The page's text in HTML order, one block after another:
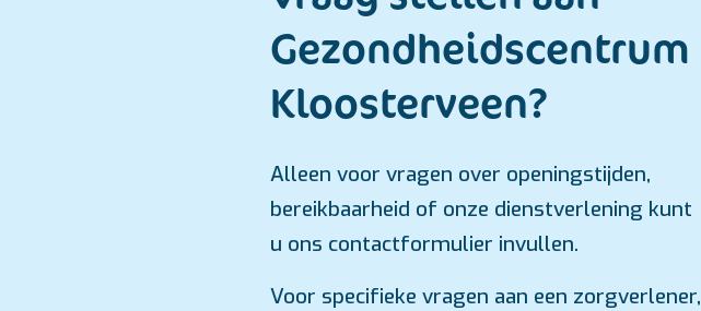
Gezondheids­centrum
Kloosterveen?
Alleen voor vragen over openingstijden,
bereikbaarheid of onze dienstverlening kunt
u ons contactformulier invullen.
Voor specifieke vragen aan een zorgverlener,